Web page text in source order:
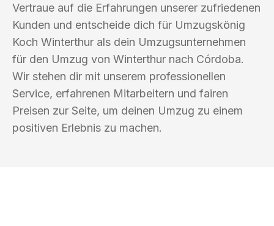
Vertraue auf die Erfahrungen unserer zufriedenen
Kunden und entscheide dich für Umzugskönig
Koch Winterthur als dein Umzugsunternehmen
für den Umzug von Winterthur nach Córdoba.
Wir stehen dir mit unserem professionellen
Service, erfahrenen Mitarbeitern und fairen
Preisen zur Seite, um deinen Umzug zu einem
positiven Erlebnis zu machen.